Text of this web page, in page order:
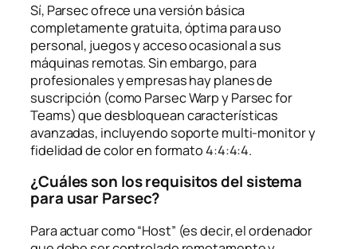
Sí, Parsec ofrece una versión básica
completamente gratuita, óptima para uso
personal, juegos y acceso ocasional a sus
máquinas remotas. Sin embargo, para
profesionales y empresas hay planes de
suscripción (como Parsec WarpyParsec for
Teams) que desbloquean características
avanzadas, incluyendo soporte multi-monitor y
fidelidad de color en formato 4:4:4:4.
¿Cuáles son los requisitos del sistema
para usar Parsec?
Para actuar como “Host” (es decir, el ordenador